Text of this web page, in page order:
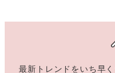
最新トレンドをいち早